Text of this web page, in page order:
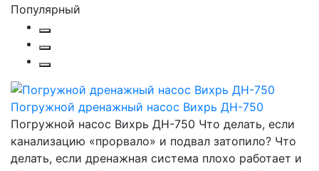
Популярный
Погружной дренажный насос Вихрь ДН-750
Погружной насос Вихрь ДН-750 Что делать, если
канализацию «прорвало» и подвал затопило? Что
делать, если дренажная система плохо работает и